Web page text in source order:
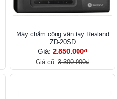
Máy chấm công vân tay Realand
ZD-20SD
Giá: 2.850.000₫
Giá cũ: 3.300.000₫